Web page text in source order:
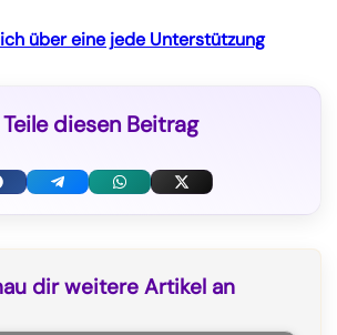
über eine jede Unterstützung
diesen Beitrag
T
W
X
T
dir weitere Artikel an